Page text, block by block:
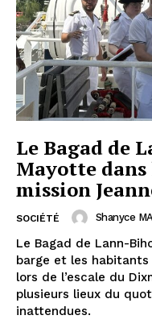
Le Bagad de
Mayotte dans
mission
SOCIÉTÉ Shanyce
Le Bagad de Lann-
barge et les habitants
lors de l’escale du
plusieurs lieux du
inattendues.